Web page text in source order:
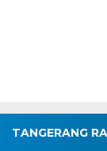
TANGERANG